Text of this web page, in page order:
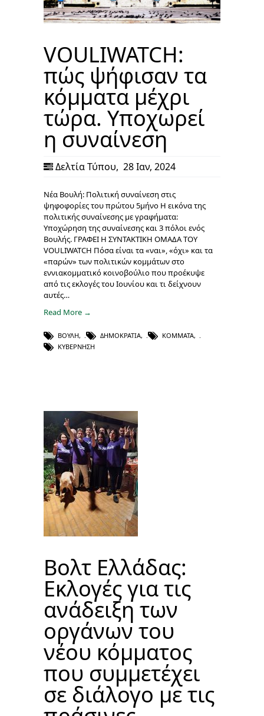
VOULIWATCH:
πώς ψήφισαν τα
κόμματα μέχρι
τώρα. Υποχωρεί
η συναίνεση
Δελτία Τύπου, 28 Ιαν, 2024
Νέα Βουλή: Πολιτική συναίνεση στις
ψηφοφορίες του πρώτου 5μήνο Η εικόνα της
πολιτικής συναίνεσης με γραφήματα:
Υποχώρηση της συναίνεσης και 3 πόλοι ενός
Βουλής. ΓΡΑΦΕΙ Η ΣΥΝΤΑΚΤΙΚΗ ΟΜΑΔΑ ΤΟΥ
VOULIWATCH Πόσα είναι τα «ναι», «όχι» και τα
«παρών» των πολιτικών κομμάτων στο
εννιακομματικό κοινοβούλιο που προέκυψε
από τις εκλογές του Ιουνίου και τι δείχνουν
αυτές…
Read More →
ΒΟΥΛΉ, ΔΗΜΟΚΡΑΤΊΑ, ΚΌΜΜΑΤΑ,
ΚΥΒΈΡΝΗΣΗ
Βολτ Ελλάδας:
Εκλογές για τις
ανάδειξη των
οργάνων του
νέου κόμματος
που συμμετέχει
σε διάλογο με τις